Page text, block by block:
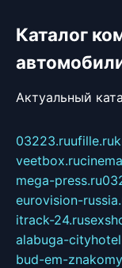
Каталог
Актуальный
03223.ruufille.ru
veetbox.ru
mega-press.ru
eurovision-
itrack-24.ru
alabuga-
bud-em-